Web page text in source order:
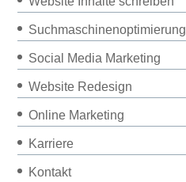
Suchmaschinenoptimierung
Social Media Marketing
Website Redesign
Online Marketing
Karriere
Kontakt